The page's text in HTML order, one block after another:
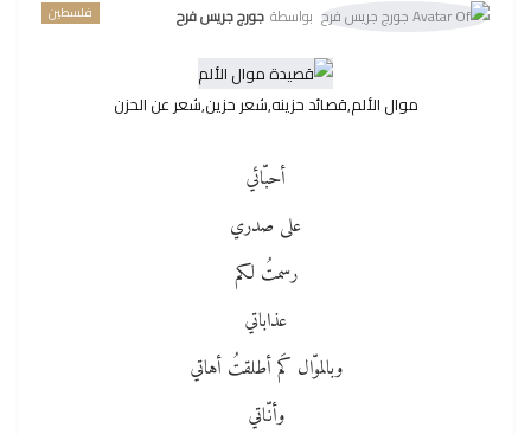
فلسطين بواسطة جورج جريس فرح
موال الألم,قصائد حزينه,شعر حزين,شعر عن الحزن
أحبّائي
على صدري
رسمتُ لكم
عذاباتي
وبالموّال كَم أطلقتُ أهاتي
وأنّاتي